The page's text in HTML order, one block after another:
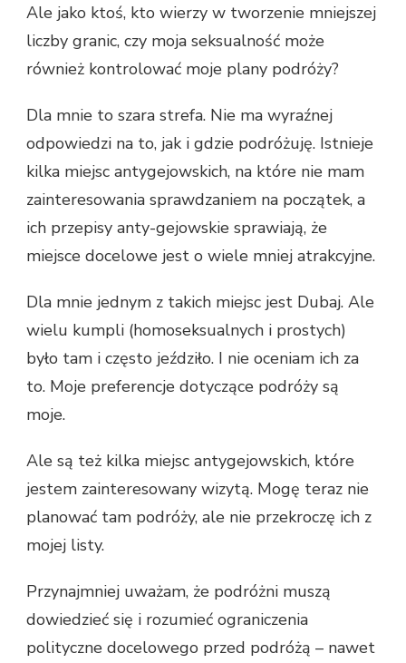
Ale jako ktoś, kto wierzy w tworzenie mniejszej
liczby granic, czy moja seksualność może
również kontrolować moje plany podróży?
Dla mnie to szara strefa. Nie ma wyraźnej
odpowiedzi na to, jak i gdzie podróżuję. Istnieje
kilka miejsc antygejowskich, na które nie mam
zainteresowania sprawdzaniem na początek, a
ich przepisy anty-gejowskie sprawiają, że
miejsce docelowe jest o wiele mniej atrakcyjne.
Dla mnie jednym z takich miejsc jest Dubaj. Ale
wielu kumpli (homoseksualnych i prostych)
było tam i często jeździło. I nie oceniam ich za
to. Moje preferencje dotyczące podróży są
moje.
Ale są też kilka miejsc antygejowskich, które
jestem zainteresowany wizytą. Mogę teraz nie
planować tam podróży, ale nie przekroczę ich z
mojej listy.
Przynajmniej uważam, że podróżni muszą
dowiedzieć się i rozumieć ograniczenia
polityczne docelowego przed podróżą – nawet